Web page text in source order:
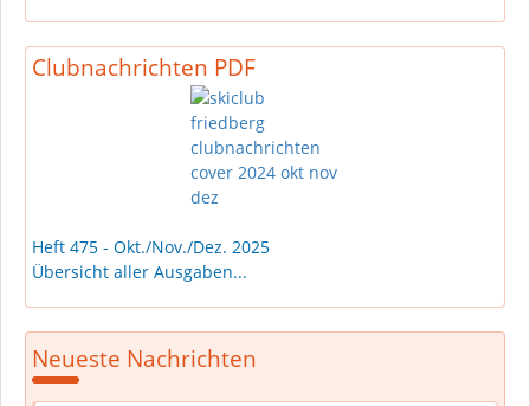
Clubnachrichten PDF
Heft 475 - Okt./Nov./Dez. 2025
Übersicht aller Ausgaben...
Neueste Nachrichten